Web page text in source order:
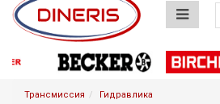
Трансмиссия
Гидравлика